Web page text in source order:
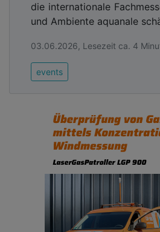
die internationale
und Ambiente aquanale
03.06.2026, Lesezeit ca. 4
events